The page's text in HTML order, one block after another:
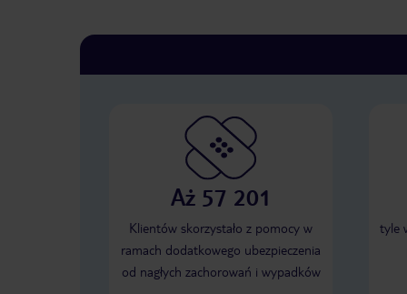
Aż 57 201
Klientów skorzystało z pomocy w
ramach dodatkowego ubezpieczenia
od nagłych zachorowań i wypadków
tyle